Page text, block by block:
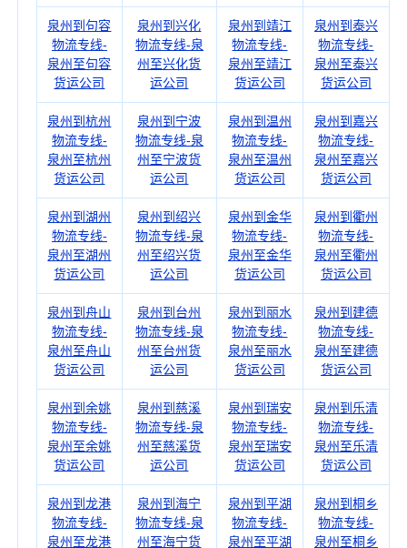
泉州到句容
物流专线-
泉州至句容
货运公司
泉州到兴化
物流专线-泉
州至兴化货
运公司
泉州到靖江
物流专线-
泉州至靖江
货运公司
泉州到泰兴
物流专线-
泉州至泰兴
货运公司
泉州到杭州
物流专线-
泉州至杭州
货运公司
泉州到宁波
物流专线-泉
州至宁波货
运公司
泉州到温州
物流专线-
泉州至温州
货运公司
泉州到嘉兴
物流专线-
泉州至嘉兴
货运公司
泉州到湖州
物流专线-
泉州至湖州
货运公司
泉州到绍兴
物流专线-泉
州至绍兴货
运公司
泉州到金华
物流专线-
泉州至金华
货运公司
泉州到衢州
物流专线-
泉州至衢州
货运公司
泉州到舟山
物流专线-
泉州至舟山
货运公司
泉州到台州
物流专线-泉
州至台州货
运公司
泉州到丽水
物流专线-
泉州至丽水
货运公司
泉州到建德
物流专线-
泉州至建德
货运公司
泉州到余姚
物流专线-
泉州至余姚
货运公司
泉州到慈溪
物流专线-泉
州至慈溪货
运公司
泉州到瑞安
物流专线-
泉州至瑞安
货运公司
泉州到乐清
物流专线-
泉州至乐清
货运公司
泉州到龙港
物流专线-
泉州至龙港
泉州到海宁
物流专线-泉
州至海宁货
泉州到平湖
物流专线-
泉州至平湖
泉州到桐乡
物流专线-
泉州至桐乡